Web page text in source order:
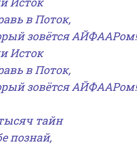
в Поток,
зовётся АЙФААРом!
Исток
в Поток,
зовётся АЙФААРом!
тайн
познай,